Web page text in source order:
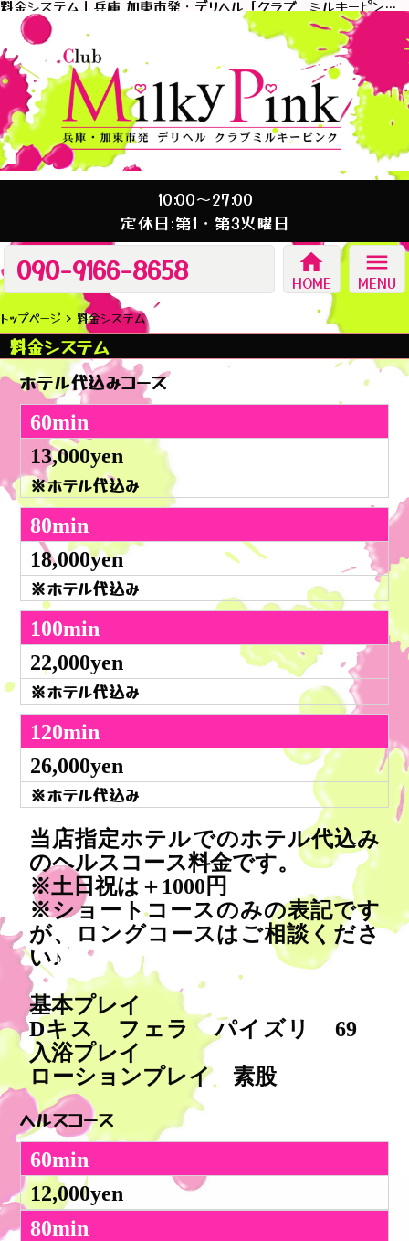
料金システム｜兵庫 加東市発・デリヘル「クラブ ミルキーピンク」
10:00～27:00
定休日:第1・第3火曜日
090-9166-8658 home
HOME
menu
MENU
トップページ 料金システム
料金システム
ホテル代込みコース
60min
13,000yen
※ホテル代込み
80min
18,000yen
※ホテル代込み
100min
22,000yen
※ホテル代込み
120min
26,000yen
※ホテル代込み
当店指定ホテルでのホテル代込み
のヘルスコース料金です。
※土日祝は＋1000円
※ショートコースのみの表記です
が、ロングコースはご相談くださ
い♪
基本プレイ
Dキス フェラ パイズリ 69
入浴プレイ
ローションプレイ 素股
ヘルスコース
60min
12,000yen
80min